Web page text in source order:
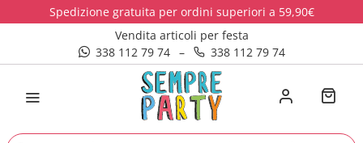
Spedizione gratuita per ordini superiori a 59,90€
Vendita articoli per festa
338 112 79 74
– 338 112 79 74